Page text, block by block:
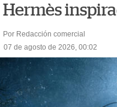
Hermès
Por Redacción comercial
07 de agosto de 2026, 00:02